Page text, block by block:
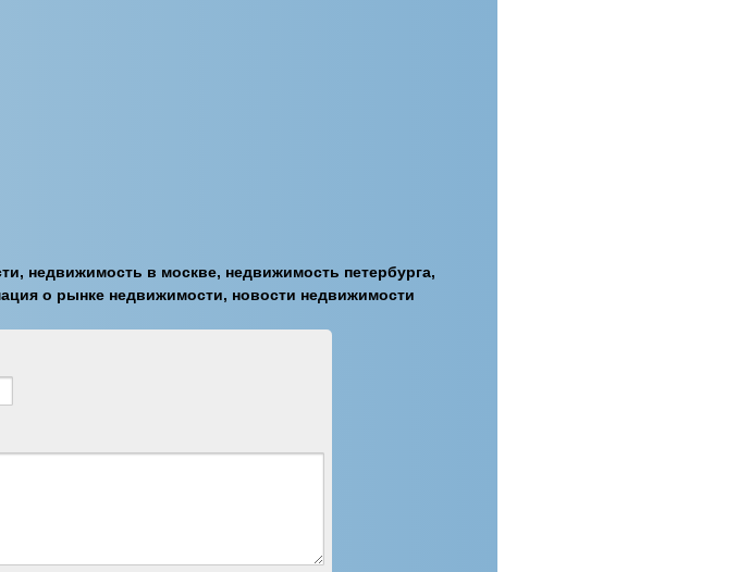
недвижимость в москве, недвижимость петербурга,
о рынке недвижимости, новости недвижимости